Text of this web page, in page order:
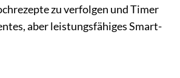
zu verfolgen und Timer
aber leistungsfähiges Smart-